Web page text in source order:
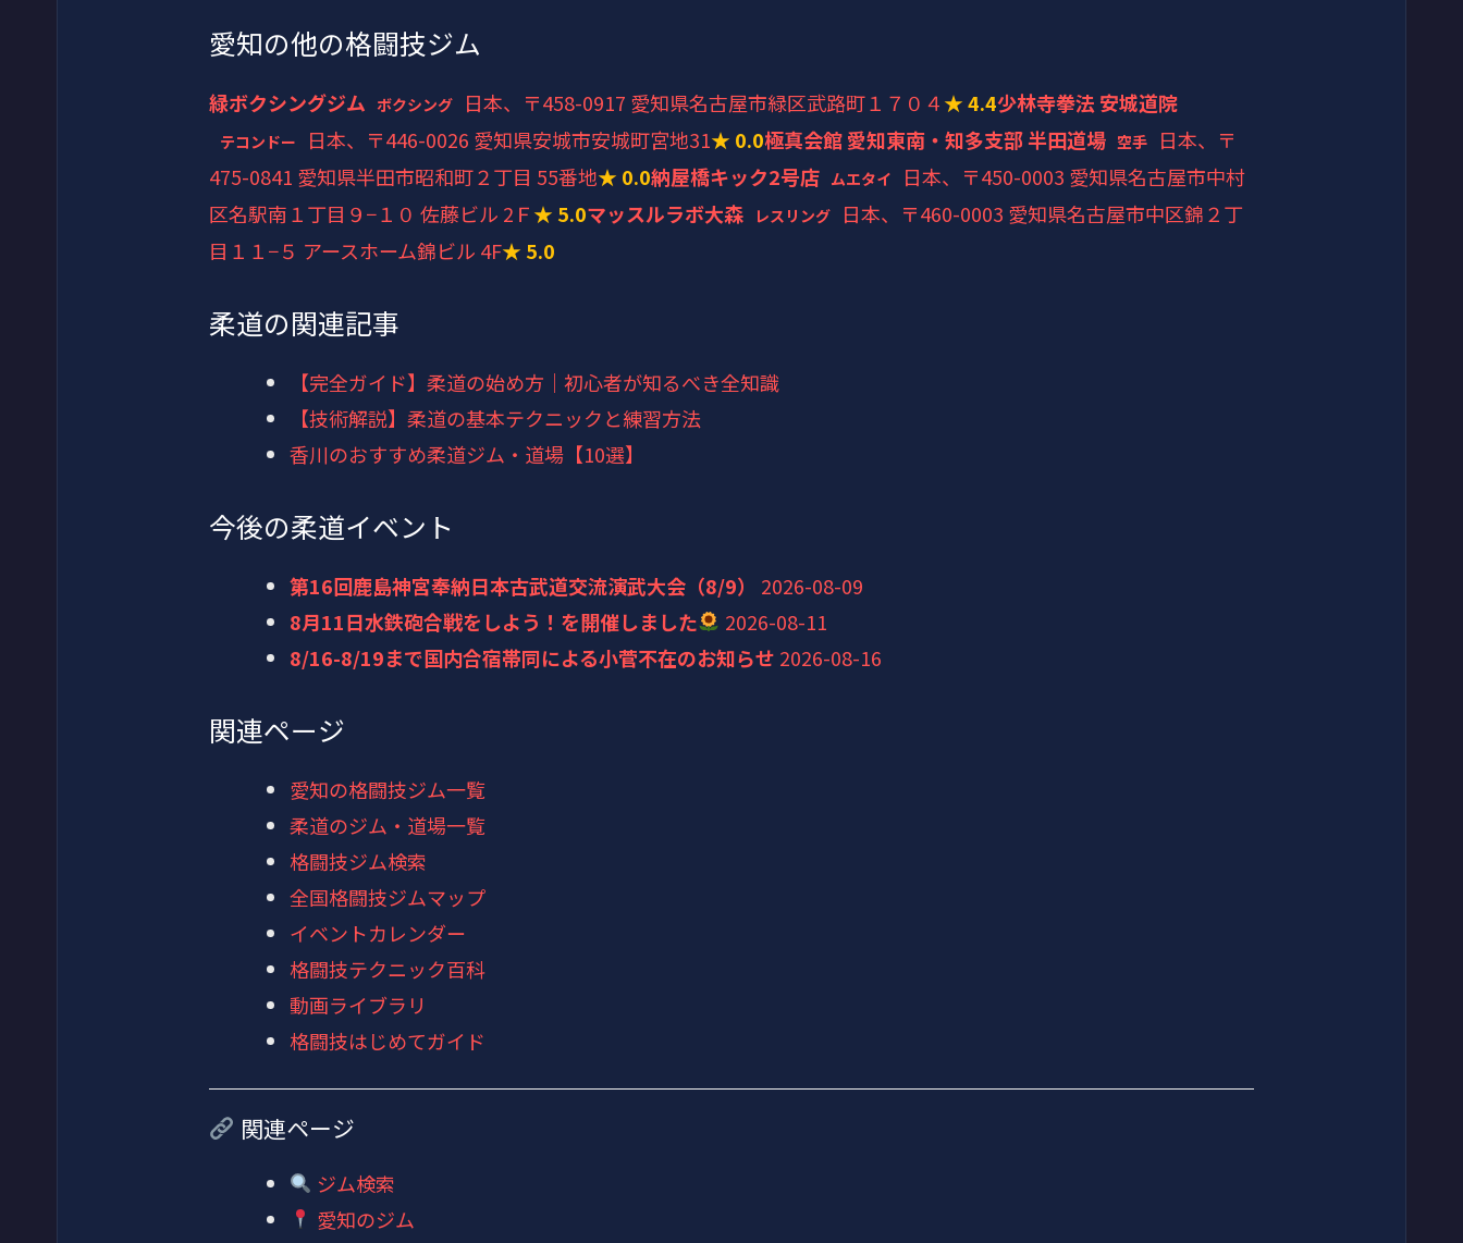
愛知の他の格闘技ジム
緑ボクシングジム ボクシング 日本、〒458-0917 愛知県名古屋市緑区武路町１７０４★ 4.4少林寺拳法 安城道院
テコンドー 日本、〒446-0026 愛知県安城市安城町宮地31★ 0.0極真会館 愛知東南・知多支部 半田道場 空手
日本、〒
475-0841 愛知県半田市昭和町２丁目 55番地★ 0.0納屋橋キック2号店 ムエタイ
日本、〒450-0003 愛知県名古屋市中村
区名駅南１丁目９−１０ 佐藤ビル 2Ｆ★ 5.0マッスルラボ大森 レスリング
日本、〒460-0003 愛知県名古屋市中区錦２丁
目１１−５ アースホーム錦ビル 4F★ 5.0
柔道の関連記事
【完全ガイド】柔道の始め方｜初心者が知るべき全知識
【技術解説】柔道の基本テクニックと練習方法
香川のおすすめ柔道ジム・道場【10選】
今後の柔道イベント
第16回鹿島神宮奉納日本古武道交流演武大会（8/9）
2026-08-09
8月11日水鉄砲合戦をしよう！を開催しました
2026-08-11
8/16-8/19まで国内合宿帯同による小菅不在のお知らせ 2026-08-16
関連ページ
愛知の格闘技ジム一覧
柔道のジム・道場一覧
格闘技ジム検索
全国格闘技ジムマップ
イベントカレンダー
格闘技テクニック百科
動画ライブラリ
格闘技はじめてガイド
関連ページ
ジム検索
愛知のジム